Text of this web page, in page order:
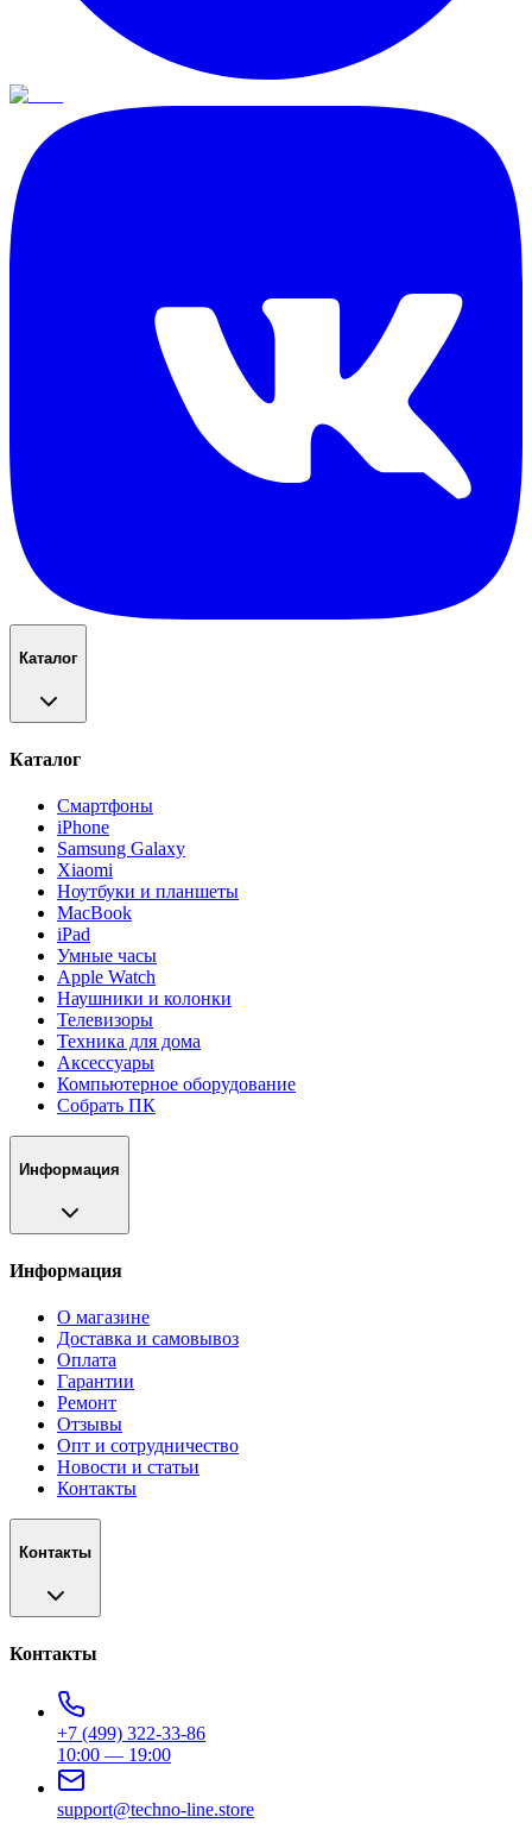
Каталог
Каталог
Смартфоны
iPhone
Samsung Galaxy
Xiaomi
Ноутбуки и планшеты
MacBook
iPad
Умные часы
Apple Watch
Наушники и колонки
Телевизоры
Техника для дома
Аксессуары
Компьютерное оборудование
Собрать ПК
Информация
Информация
О магазине
Доставка и самовывоз
Оплата
Гарантии
Ремонт
Отзывы
Опт и сотрудничество
Новости и статьи
Контакты
Контакты
Контакты
+7 (499) 322-33-86
10:00 — 19:00
support@techno-line.store